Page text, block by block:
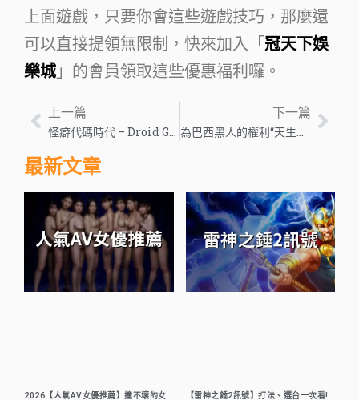
上面遊戲，只要你會這些遊戲技巧，那麼還
可以直接提領無限制，快來加入「 冠天下娛
樂城」的會員領取這些優惠福利囉。
上一篇 下一篇
最新文章
2026【人氣AV女優推薦】撞不壞的女 【雷神之錘2訊號】打法、選台一次看!